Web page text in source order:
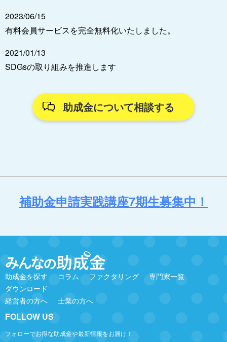
2023/06/15
有料会員サービスを完全無料化いたしました。
2021/01/13
SDGsの取り組みを推進します
助成金について相談する
補助金申請実践講座7期生募集中！
助成金を探す コラム ファクタリング
専門家一覧
ダウンロード
経営者の方へ
士業の方へ
FOLLOW US
フォローでお得な助成金や最新情報をお届け！